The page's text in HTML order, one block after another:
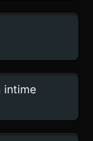
4:20
intime
0:45